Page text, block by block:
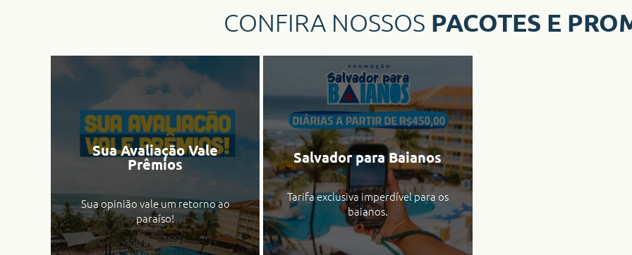
CONFIRA NOSSOS PACOTES E
Sua Avaliação Vale
Prêmios
Sua opinião vale um retorno ao
paraíso!
Salvador para Baianos
Tarifa exclusiva imperdível para os
baianos.